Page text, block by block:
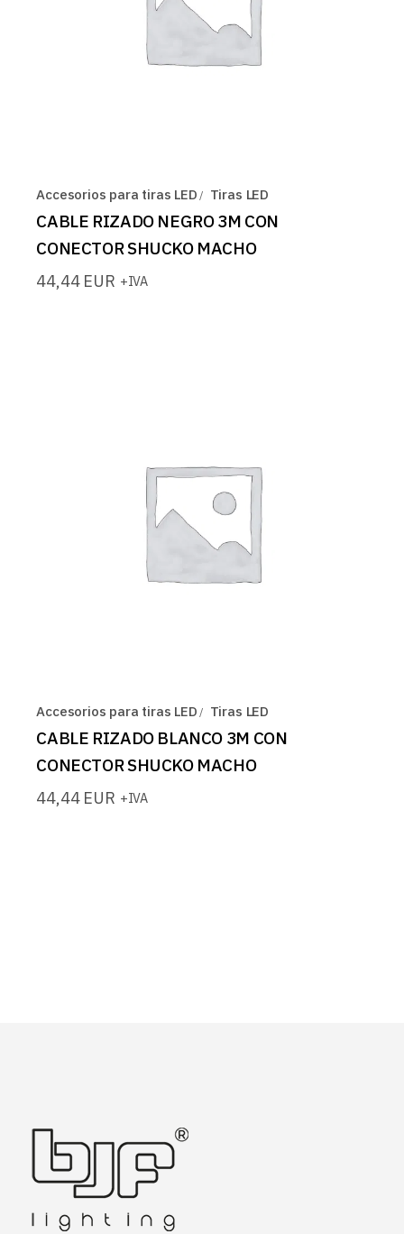
Accesorios para tiras LED Tiras LED
CABLE RIZADO NEGRO 3M CON
CONECTOR SHUCKO MACHO
44,44 EUR +IVA
Accesorios para tiras LED Tiras LED
CABLE RIZADO BLANCO 3M CON
CONECTOR SHUCKO MACHO
44,44 EUR +IVA